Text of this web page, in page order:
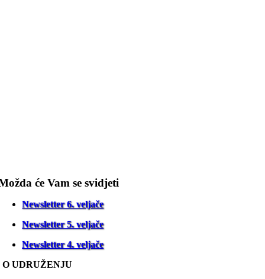
će Vam se svidjeti
Newsletter 6. veljače
Newsletter 5. veljače
Newsletter 4. veljače
O UDRUŽENJU